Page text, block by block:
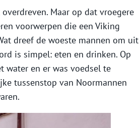
Maar op dat vroegere
voorwerpen die een Viking
dreef de woeste mannen om uit
is simpel: eten en drinken. Op
water en er was voedsel te
tussenstop van Noormannen